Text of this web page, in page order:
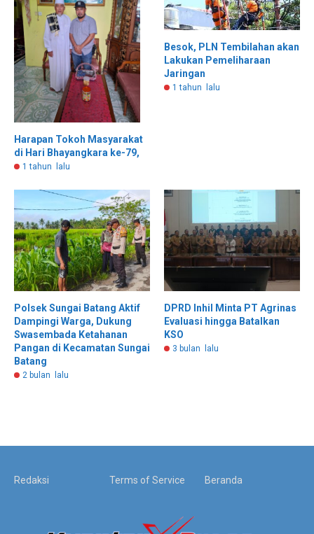
Harapan Tokoh Masyarakat
di Hari Bhayangkara ke-79,
1 tahun lalu
Besok, PLN Tembilahan akan
Lakukan Pemeliharaan
Jaringan
1 tahun lalu
Polsek Sungai Batang Aktif
Dampingi Warga, Dukung
Swasembada Ketahanan
Pangan di Kecamatan Sungai
Batang
2 bulan lalu
DPRD Inhil Minta PT Agrinas
Evaluasi hingga Batalkan
KSO
3 bulan lalu
Redaksi Terms of Service Beranda